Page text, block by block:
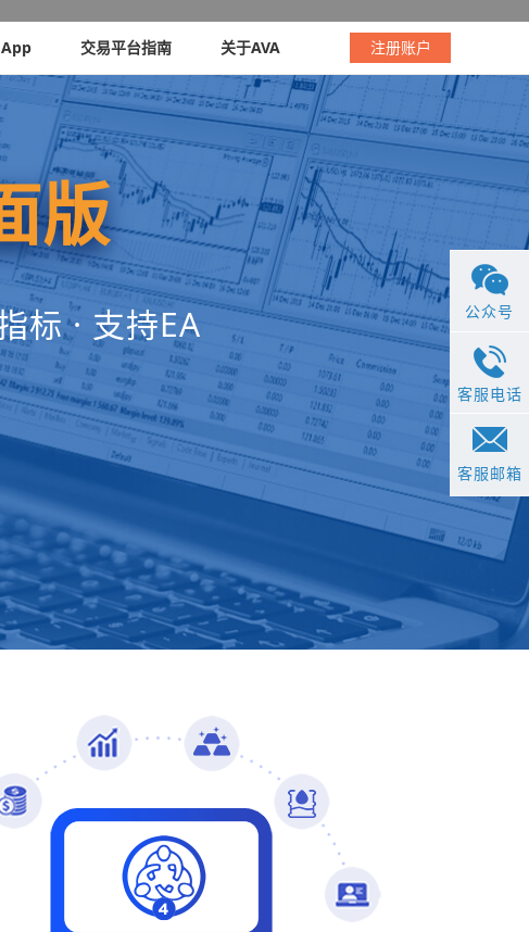
交易平台指南 关于AVA 注册账户
版
标 · 支持EA 公众号
客服电话
客服邮箱